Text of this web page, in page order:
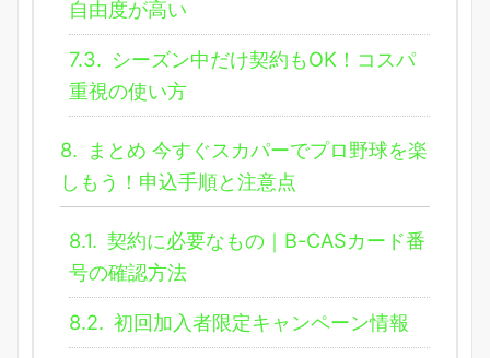
自由度が高い
7.3. シーズン中だけ契約もOK！コスパ
重視の使い方
8.
まとめ 今すぐスカパーでプロ野球を楽
しもう！申込手順と注意点
8.1. 契約に必要なもの｜B-CASカード番
号の確認方法
8.2. 初回加入者限定キャンペーン情報